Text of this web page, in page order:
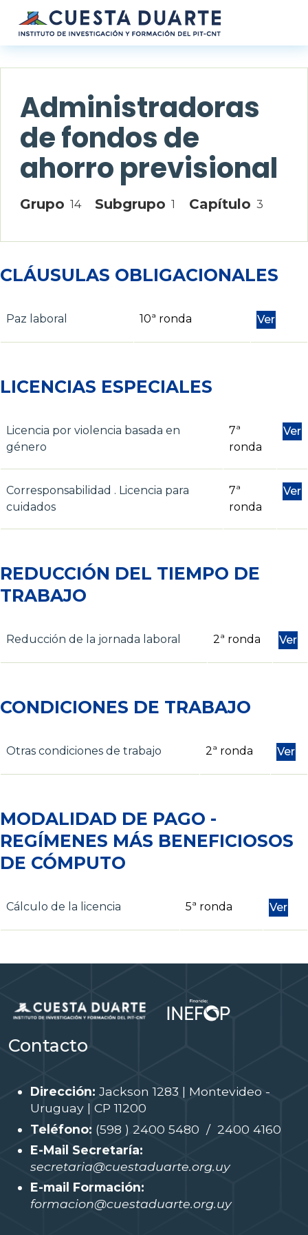
Pasar al contenido principal
Administradoras
de fondos de
ahorro previsional
Grupo 14 Subgrupo 1 Capítulo 3
CLÁUSULAS OBLIGACIONALES
Paz laboral 10ª ronda Ver
LICENCIAS ESPECIALES
Licencia por violencia basada en
género
7ª
ronda
Ver
Corresponsabilidad . Licencia para
cuidados
7ª
ronda
Ver
REDUCCIÓN DEL TIEMPO DE
TRABAJO
Reducción de la jornada laboral 2ª ronda Ver
CONDICIONES DE TRABAJO
Otras condiciones de trabajo 2ª ronda Ver
MODALIDAD DE PAGO -
REGÍMENES MÁS BENEFICIOSOS
DE CÓMPUTO
Cálculo de la licencia 5ª ronda Ver
Contacto
Dirección: Jackson 1283 | Montevideo -
Uruguay | CP 11200
Teléfono: (598 ) 2400 5480 / 2400 4160
E-Mail Secretaría:
secretaria@cuestaduarte.org.uy
E-mail Formación:
formacion@cuestaduarte.org.uy